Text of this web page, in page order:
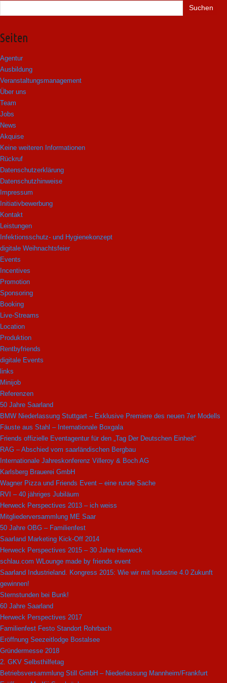
nach:
Seiten
Agentur
Ausbildung
Veranstaltungsmanagement
Über uns
Team
Jobs
News
Akquise
Keine weiteren Informationen
Rückruf
Datenschutzerklärung
Datenschutzhinweise
Impressum
Initiativbewerbung
Kontakt
Leistungen
Infektionsschutz- und Hygienekonzept
digitale Weihnachtsfeier
Events
Incentives
Promotion
Sponsoring
Booking
Live-Streams
Location
Produktion
Rentbyfriends
digitale Events
links
Minijob
Referenzen
50 Jahre Saarland
BMW Niederlassung Stuttgart – Exklusive Premiere des neuen 7er Modells
Fäuste aus Stahl – Internationale Boxgala
Friends offizielle Eventagentur für den „Tag Der Deutschen Einheit“
RAG – Abschied vom saarländischen Bergbau
Internationale Jahreskonferenz Villeroy & Boch AG
Karlsberg Brauerei GmbH
Wagner Pizza und Friends Event – eine runde Sache
RVI – 40 jähriges Jubiläum
Herweck Perspectives 2013 – ich weiss
Mitgliederversammlung ME Saar
50 Jahre OBG – Familienfest
Saarland Marketing Kick-Off 2014
Herweck Perspectives 2015 – 30 Jahre Herweck
schlau.com WLounge made by friends event
Saarland Industrieland. Kongress 2015: Wie wir mit Industrie 4.0 Zukunft
gewinnen!
Sternstunden bei Bunk!
60 Jahre Saarland
Herweck Perspectives 2017
Familienfest Festo Standort Rohrbach
Eröffnung Seezeitlodge Bostalsee
Gründermesse 2018
2. GKV Selbsthilfetag
Betriebsversammlung Still GmbH – Niederlassung Mannheim/Frankfurt